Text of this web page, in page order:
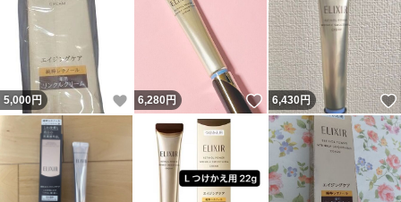
5,000円 いいね！
6,280円 いいね！
6,430円